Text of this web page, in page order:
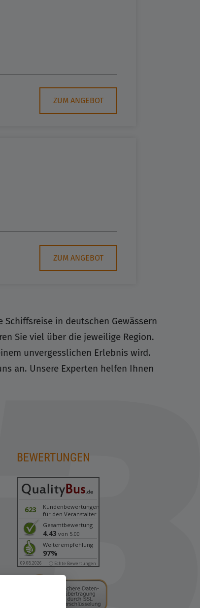
ZUM ANGEBOT
ZUM ANGEBOT
in deutschen Gewässern
Sie viel über die jeweilige Region.
unvergesslichen Erlebnis wird.
an. Unsere Experten helfen Ihnen
BEWERTUNGEN
623
Kundenbewertungen
für den Veranstalter
Gesamtbewertung
4.43 von 5.00
Weiterempfehlung
97%
09.08.2026 ⓘ Echte Bewertungen